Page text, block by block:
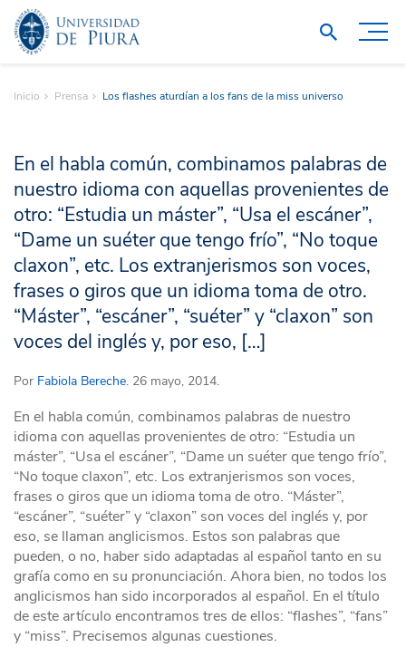
Inicio Prensa Los flashes aturdían a los fans de la miss universo
En el habla común, combinamos palabras de
nuestro idioma con aquellas provenientes de
otro: “Estudia un máster”, “Usa el escáner”,
“Dame un suéter que tengo frío”, “No toque
claxon”, etc. Los extranjerismos son voces,
frases o giros que un idioma toma de otro.
“Máster”, “escáner”, “suéter” y “claxon” son
voces del inglés y, por eso, […]
Por Fabiola Bereche. 26 mayo, 2014.
En el habla común, combinamos palabras de nuestro
idioma con aquellas provenientes de otro: “Estudia un
máster”, “Usa el escáner”, “Dame un suéter que tengo frío”,
“No toque claxon”, etc. Los extranjerismos son voces,
frases o giros que un idioma toma de otro. “Máster”,
“escáner”, “suéter” y “claxon” son voces del inglés y, por
eso, se llaman anglicismos. Estos son palabras que
pueden, o no, haber sido adaptadas al español tanto en su
grafía como en su pronunciación. Ahora bien, no todos los
anglicismos han sido incorporados al español. En el título
de este artículo encontramos tres de ellos: “flashes”, “fans”
y “miss”. Precisemos algunas cuestiones.